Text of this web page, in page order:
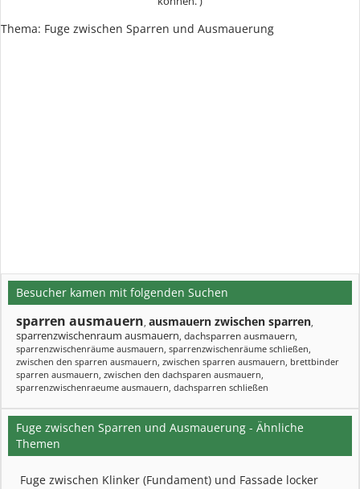
Thema: Fuge zwischen Sparren und Ausmauerung
Besucher kamen mit folgenden Suchen
sparren ausmauern, ausmauern zwischen sparren,
sparrenzwischenraum ausmauern, dachsparren ausmauern,
sparrenzwischenräume ausmauern, sparrenzwischenräume schließen,
zwischen den sparren ausmauern, zwischen sparren ausmauern, brettbinder
sparren ausmauern, zwischen den dachsparen ausmauern,
sparrenzwischenraeume ausmauern, dachsparren schließen
Fuge zwischen Sparren und Ausmauerung - Ähnliche
Themen
Fuge zwischen Klinker (Fundament) und Fassade locker